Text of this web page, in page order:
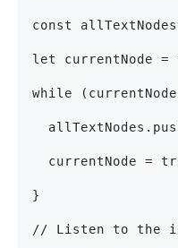
const
let currentNode =
while
currentNode =
}
// Listen to the